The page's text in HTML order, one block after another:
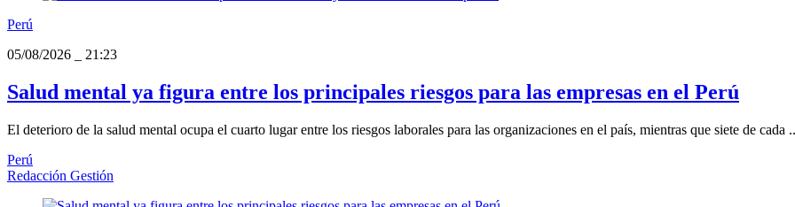
Perú
05/08/2026
21:23
Salud mental ya figura entre los principales riesgos para las empresas en el Perú
El deterioro de la salud mental ocupa el cuarto lugar entre los riesgos laborales para las organizaciones en el país, mientras que siete de cada
Perú
Redacción Gestión